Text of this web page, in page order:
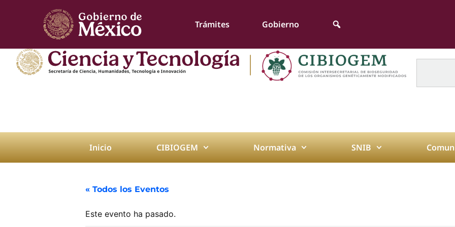
Trámites Gobierno
Inicio CIBIOGEM Normativa SNIB
« Todos los Eventos
Este evento ha pasado.